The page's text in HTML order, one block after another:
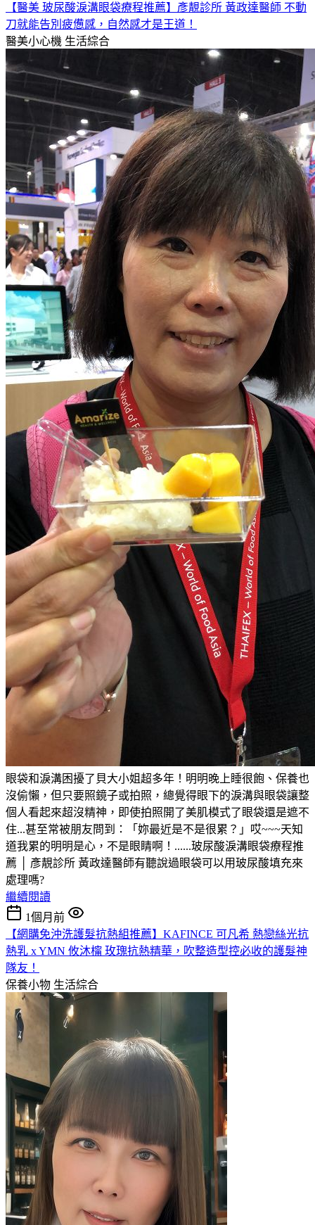
【醫美 玻尿酸淚溝眼袋療程推薦】彥靚診所 黃政達醫師 不動
刀就能告別疲憊感，自然感才是王道！
醫美小心機 生活綜合
眼袋和淚溝困擾了貝大小姐超多年！明明晚上睡很飽、保養也
沒偷懶，但只要照鏡子或拍照，總覺得眼下的淚溝與眼袋讓整
個人看起來超沒精神，即使拍照開了美肌模式了眼袋還是遮不
住...甚至常被朋友問到：「妳最近是不是很累？」哎~~~天知
道我累的明明是心，不是眼睛啊！......玻尿酸淚溝眼袋療程推
薦 │ 彥靚診所 黃政達醫師有聽說過眼袋可以用玻尿酸填充來
處理嗎?
繼續閱讀
1個月前
【網購免沖洗護髮抗熱組推薦】KAFINCE 可凡希 熱戀絲光抗
熱乳 x YMN 攸沐橣 玫瑰抗熱精華，吹整造型控必收的護髮神
隊友！
保養小物 生活綜合